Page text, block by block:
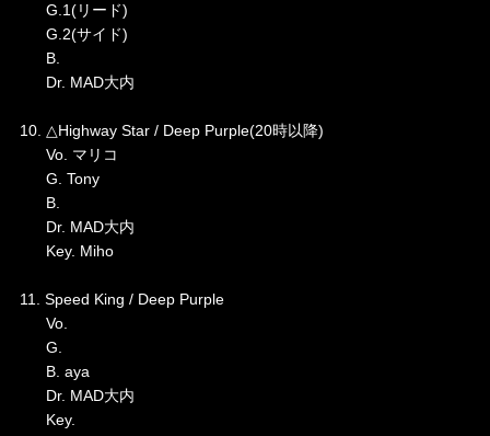
G.1(リード)
G.2(サイド)
B.
Dr. MAD大内
10. △Highway Star / Deep Purple(20時以降)
Vo. マリコ
G. Tony
B.
Dr. MAD大内
Key. Miho
11. Speed King / Deep Purple
Vo.
G.
B. aya
Dr. MAD大内
Key.